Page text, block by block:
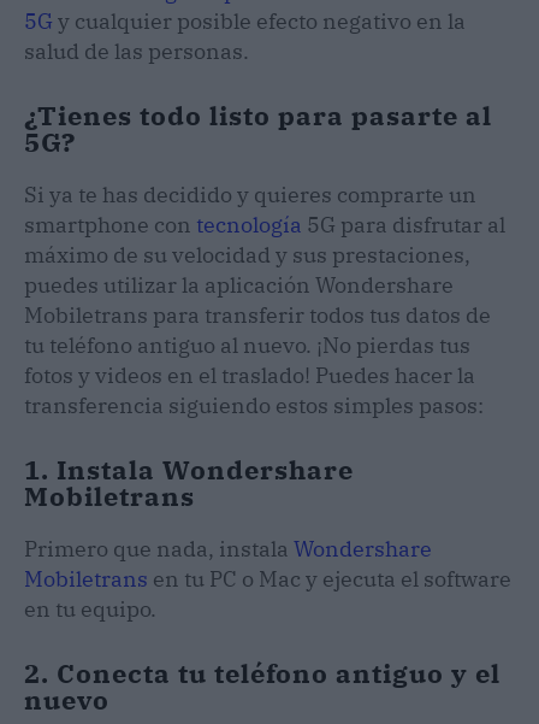
5G y cualquier posible efecto negativo en la
salud de las personas.
¿Tienes todo listo para pasarte al
5G?
Si ya te has decidido y quieres comprarte un
smartphone con tecnología 5G para disfrutar al
máximo de su velocidad y sus prestaciones,
puedes utilizar la aplicación Wondershare
Mobiletrans para transferir todos tus datos de
tu teléfono antiguo al nuevo. ¡No pierdas tus
fotos y videos en el traslado! Puedes hacer la
transferencia siguiendo estos simples pasos:
1. Instala Wondershare
Mobiletrans
Primero que nada, instala Wondershare
Mobiletrans en tu PC o Mac y ejecuta el software
en tu equipo.
2. Conecta tu teléfono antiguo y el
nuevo